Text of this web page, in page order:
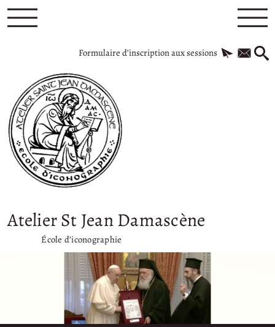
Formulaire d’inscription aux sessions
Atelier St Jean Damascène
École d’iconographie